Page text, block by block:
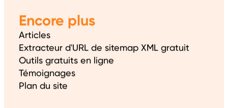
Encore plus
Articles
Extracteur d'URL de sitemap XML gratuit
Outils gratuits en ligne
Témoignages
Plan du site